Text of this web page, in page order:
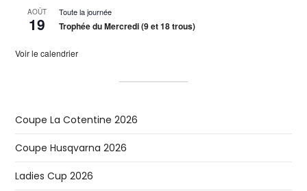
AOÛT
19
Toute la journée
Trophée du Mercredi (9 et 18 trous)
Voir le calendrier
Coupe La Cotentine 2026
Coupe Husqvarna 2026
Ladies Cup 2026